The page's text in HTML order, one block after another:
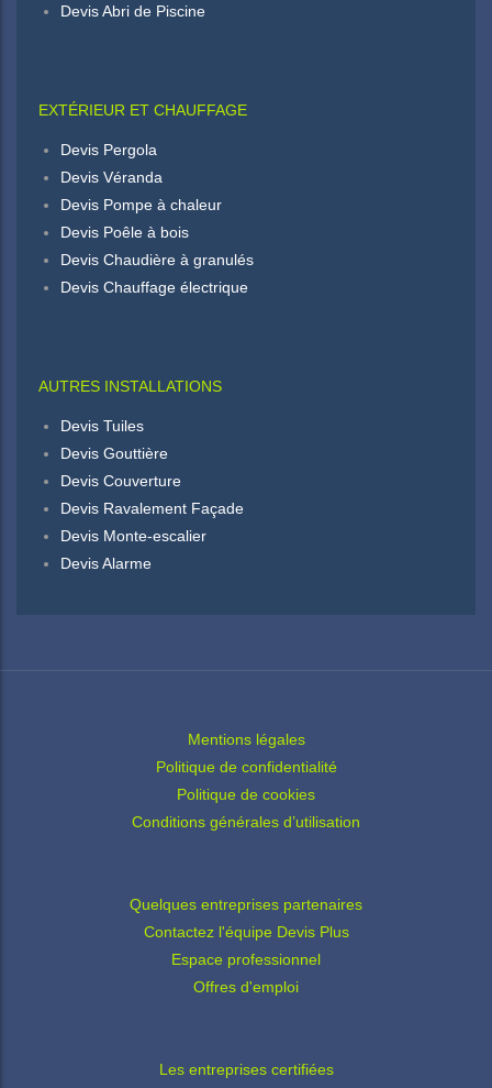
Devis Abri de Piscine
EXTÉRIEUR ET CHAUFFAGE
Devis Pergola
Devis Véranda
Devis Pompe à chaleur
Devis Poêle à bois
Devis Chaudière à granulés
Devis Chauffage électrique
AUTRES INSTALLATIONS
Devis Tuiles
Devis Gouttière
Devis Couverture
Devis Ravalement Façade
Devis Monte-escalier
Devis Alarme
Mentions légales
Politique de confidentialité
Politique de cookies
Conditions générales d’utilisation
Quelques entreprises partenaires
Contactez l'équipe Devis Plus
Espace professionnel
Offres d'emploi
Les entreprises certifiées